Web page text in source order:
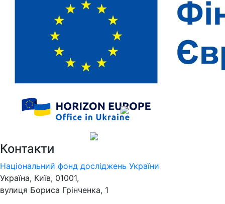
Контакти
Національний фонд досліджень України
Україна, Київ, 01001,
вулиця Бориса Грінченка, 1